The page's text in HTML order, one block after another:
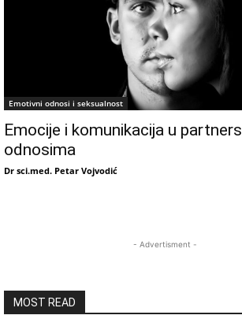
Emotivni odnosi i seksualnost
Emocije i komunikacija u
odnosima
Dr sci.med. Petar Vojvodić
- Advertisment -
MOST READ